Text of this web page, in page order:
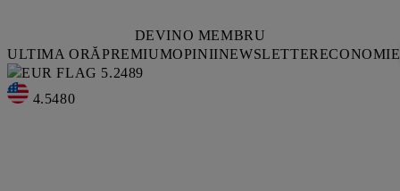
DEVINO MEMBRU
ULTIMA ORĂPREMIUMOPINIINEWSLETTERECONOMIE
5.2489
4.5480